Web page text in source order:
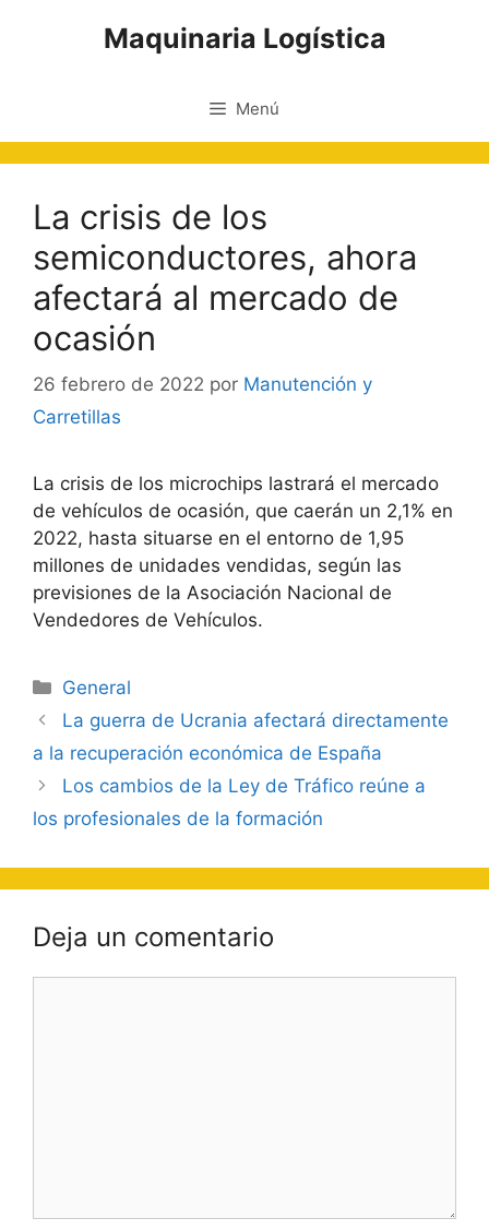
Maquinaria Logística
Menú
La crisis de los
semiconductores, ahora
afectará al mercado de
ocasión
26 febrero de 2022 por Manutención y
Carretillas
La crisis de los microchips lastrará el mercado
de vehículos de ocasión, que caerán un 2,1% en
2022, hasta situarse en el entorno de 1,95
millones de unidades vendidas, según las
previsiones de la Asociación Nacional de
Vendedores de Vehículos.
Categorías
General
Navegación
de
entradas
​La guerra de Ucrania afectará directamente
a la recuperación económica de España
Los cambios de la Ley de Tráfico reúne a
los profesionales de la formación
Deja un comentario